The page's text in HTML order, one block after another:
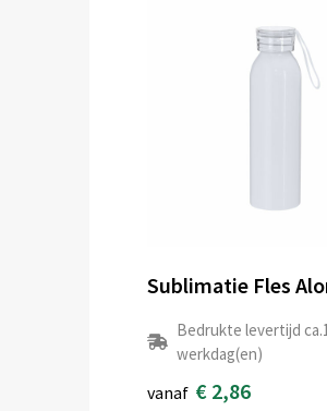
Sublimatie Fles
Bedrukte levertijd
werkdag(en)
vanaf € 2,86